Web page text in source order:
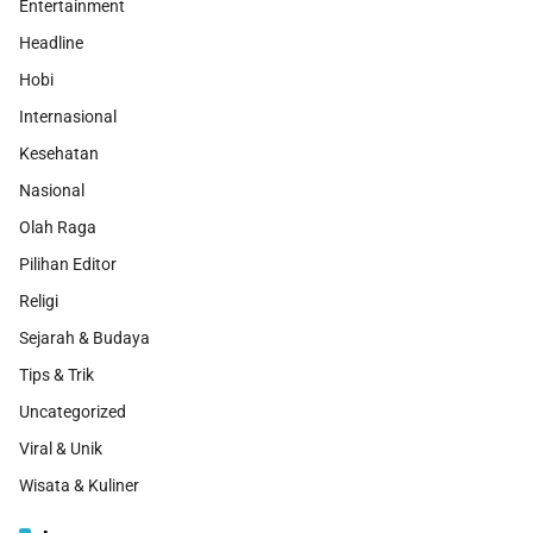
Entertainment
Headline
Hobi
Internasional
Kesehatan
Nasional
Olah Raga
Pilihan Editor
Religi
Sejarah & Budaya
Tips & Trik
Uncategorized
Viral & Unik
Wisata & Kuliner